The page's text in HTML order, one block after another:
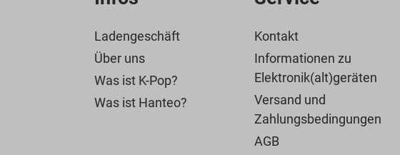
Ladengeschäft
Über uns
Was ist K-Pop?
Was ist Hanteo?
Kontakt
Informationen zu
Elektronik(alt)geräten
Versand und
Zahlungsbedingungen
AGB